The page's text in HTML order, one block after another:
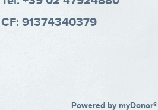
CF: 91374340379
Powered by myDonor®